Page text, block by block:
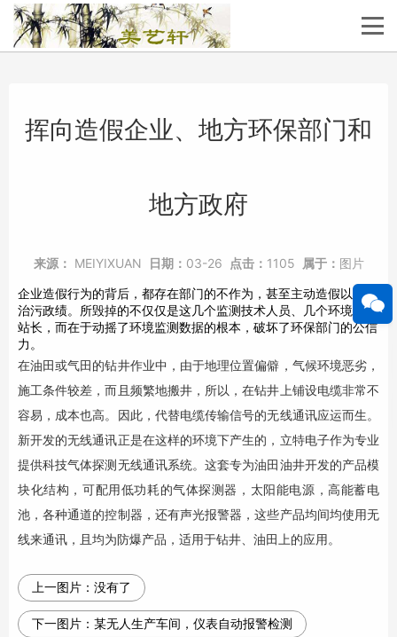
挥向造假企业、地方环保部门和
地方政府
来源： MEIYIXUAN 日期： 03-26 点击： 1105 属于： 图片
企业造假行为的背后，都存在部门的不作为，甚至主动造假以显示
治污政绩。所毁掉的不仅仅是这几个监测技术人员、几个环境监测
站长，而在于动摇了环境监测数据的根本，破坏了环保部门的公信
力。
在油田或气田的钻井作业中，由于地理位置偏僻，气候环境恶劣，
施工条件较差，而且频繁地搬井，所以，在钻井上铺设电缆非常不
容易，成本也高。因此，代替电缆传输信号的无线通讯应运而生。
新开发的无线通讯正是在这样的环境下产生的，立特电子作为专业
提供科技气体探测无线通讯系统。这套专为油田油井开发的产品模
块化结构，可配用低功耗的气体探测器，太阳能电源，高能蓄电
池，各种通道的控制器，还有声光报警器，这些产品均间均使用无
线来通讯，且均为防爆产品，适用于钻井、油田上的应用。
上一图片： 没有了
下一图片： 某无人生产车间，仪表自动报警检测